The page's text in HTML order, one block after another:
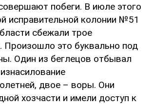
побеги. В июле этого
исправительной колонии №51
сбежали трое
Произошло это буквально под
Один из беглецов отбывал
двое – воры. Они
хозчасти и имели доступ к